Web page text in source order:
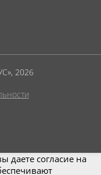
2026
даете согласие на